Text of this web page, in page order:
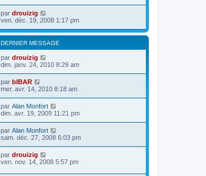
par drouizig
ven. déc. 19, 2008 1:17 pm
DERNIER MESSAGE
par drouizig
dim. janv. 24, 2010 8:29 am
par bIBAR
mer. avr. 14, 2010 8:18 am
par Alan Monfort
dim. avr. 19, 2009 11:21 pm
par Alan Monfort
sam. déc. 27, 2008 6:03 pm
par drouizig
ven. nov. 14, 2008 5:57 pm